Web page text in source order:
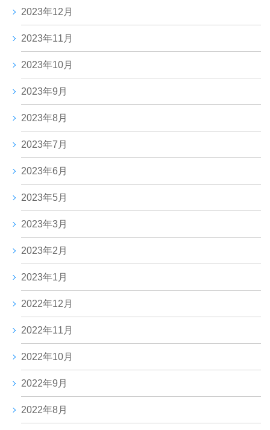
2023年12月
2023年11月
2023年10月
2023年9月
2023年8月
2023年7月
2023年6月
2023年5月
2023年3月
2023年2月
2023年1月
2022年12月
2022年11月
2022年10月
2022年9月
2022年8月